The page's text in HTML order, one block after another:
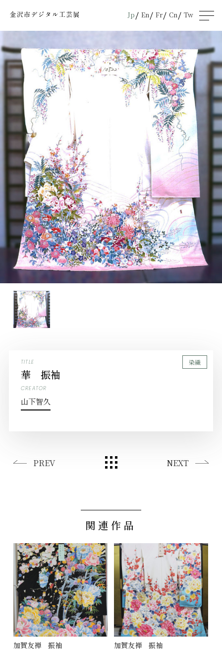
Jp En Fr Cn Tw
men
u
TITLE
華 振袖
CREATOR
山下智久
染織
PREV NEXT
関連作品
加賀友禅 振袖 加賀友禅 振袖